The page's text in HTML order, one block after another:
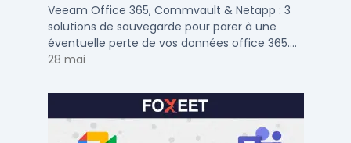
Netapp
Veeam Office 365, Commvault & Netapp : 3
solutions de sauvegarde pour parer à une
éventuelle perte de vos données office 365.
Voici notre ...
28 mai